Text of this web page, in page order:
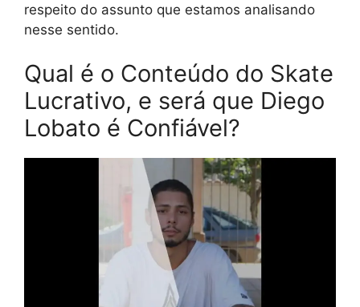
respeito do assunto que estamos analisando
nesse sentido.
Qual é o Conteúdo do Skate
Lucrativo, e será que Diego
Lobato é Confiável?